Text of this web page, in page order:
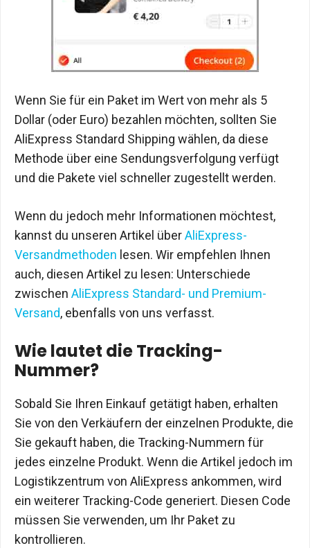
Wenn Sie für ein Paket im Wert von mehr als 5
Dollar (oder Euro) bezahlen möchten, sollten Sie
AliExpress Standard Shipping wählen, da diese
Methode über eine Sendungsverfolgung verfügt
und die Pakete viel schneller zugestellt werden.
Wenn du jedoch mehr Informationen möchtest,
kannst du unseren Artikel überAliExpress-
Versandmethoden lesen. Wir empfehlen Ihnen
auch, diesen Artikel zu lesen: Unterschiede
zwischen AliExpress Standard- und Premium-
Versand, ebenfalls von uns verfasst.
Wie lautet die Tracking-
Nummer?
Sobald Sie Ihren Einkauf getätigt haben, erhalten
Sie von den Verkäufern der einzelnen Produkte, die
Sie gekauft haben, die Tracking-Nummern für
jedes einzelne Produkt. Wenn die Artikel jedoch im
Logistikzentrum von AliExpress ankommen, wird
ein weiterer Tracking-Code generiert. Diesen Code
müssen Sie verwenden, um Ihr Paket zu
kontrollieren.